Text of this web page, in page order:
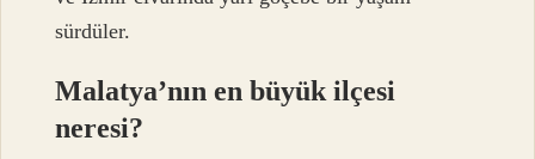
sürdüler.
Malatya’nın en büyük ilçesi
neresi?